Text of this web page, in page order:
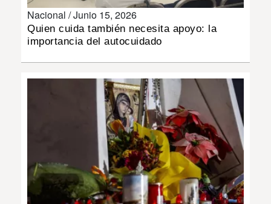
DEPORTES
MUNDIAL 2026
IMPRESO
Nacional /Junio 15, 2026
Quien cuida también necesita apoyo: la
importancia del autocuidado